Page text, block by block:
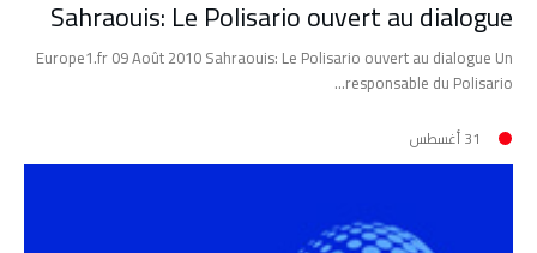
Sahraouis: Le Polisario ouvert au dialogue
Europe1.fr 09 Août 2010 Sahraouis: Le Polisario ouvert au dialogue Un
responsable du Polisario…
31 أغسطس